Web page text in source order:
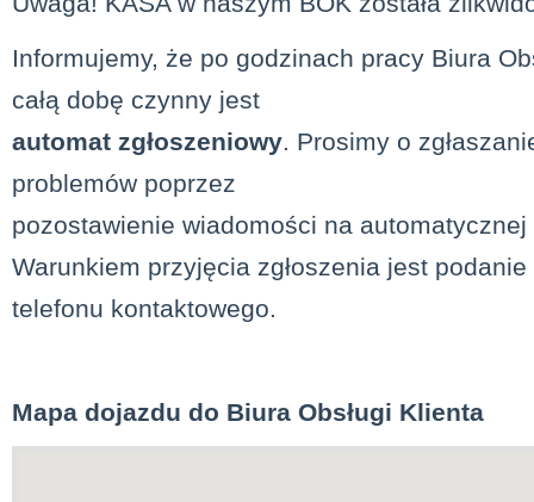
Informujemy, że po godzinach pracy Biura
całą dobę czynny jest
automat zgłoszeniowy. Prosimy o
problemów poprzez
pozostawienie wiadomości na
Warunkiem przyjęcia zgłoszenia jest
telefonu kontaktowego.
Mapa dojazdu do Biura Obsługi Klienta